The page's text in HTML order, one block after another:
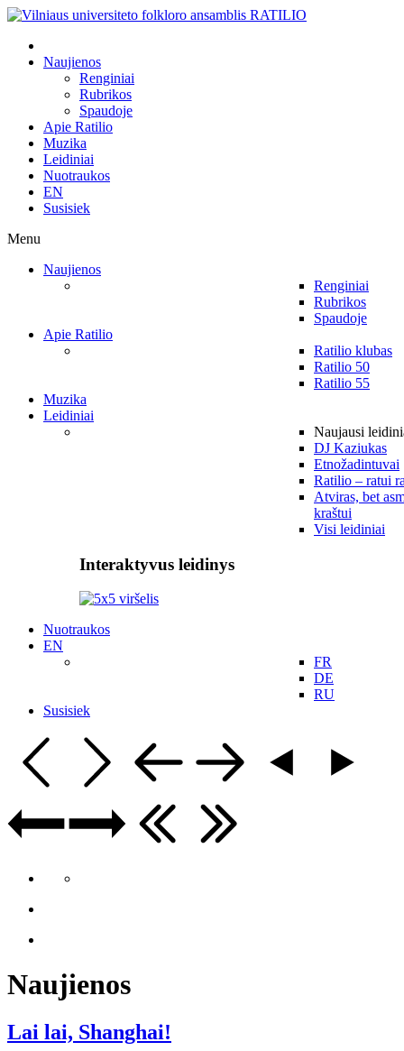
Naujienos
Renginiai
Rubrikos
Spaudoje
Apie Ratilio
Muzika
Leidiniai
Nuotraukos
EN
Susisiek
Menu
Naujienos
Renginiai
Rubrikos
Spaudoje
Apie Ratilio
Ratilio klubas
Ratilio 50
Ratilio 55
Muzika
Leidiniai
Naujausi
DJ Kaziukas
Etnožadintuvai
Ratilio – ratui
Atviras, bet
kraštui
Visi leidiniai
Interaktyvus leidinys
Nuotraukos
EN
FR
DE
RU
Susisiek
Naujienos
Lai lai, Shanghai!